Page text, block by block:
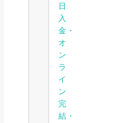
日
入
金・
オ
ン
ラ
イ
ン
完
結・